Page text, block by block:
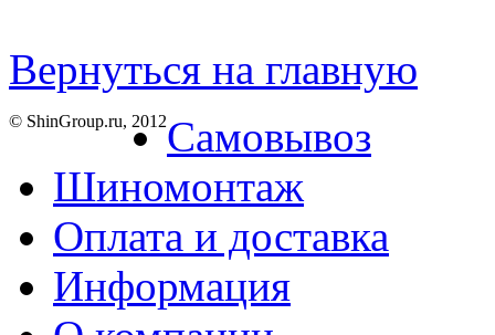
Вернуться на главную
© ShinGroup.ru, 2012Самовывоз
Шиномонтаж
Оплата и доставка
Информация